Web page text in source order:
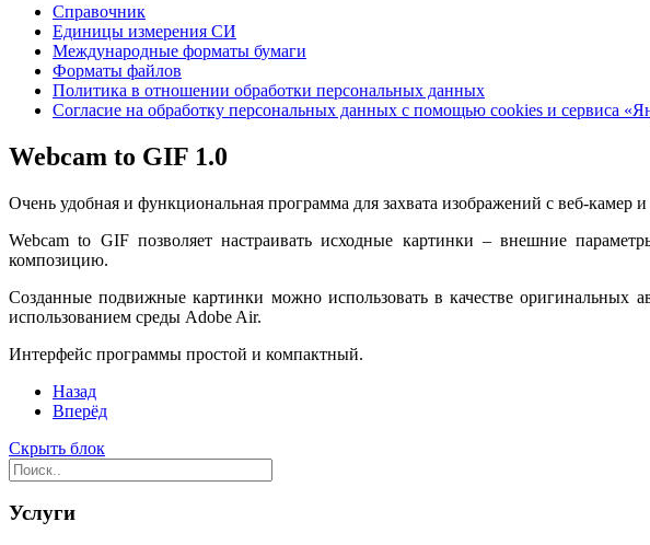
Справочник
Единицы измерения СИ
Международные форматы бумаги
Форматы файлов
Политика в отношении обработки персональных данных
Согласие на обработку персональных данных с помощью cookies и сервиса
Webcam to GIF 1.0
Очень удобная и функциональная программа для захвата изображений с веб-
Webcam to GIF позволяет настраивать исходные картинки – внешние
композицию.
Созданные подвижные картинки можно использовать в качестве оригинальных
использованием среды Adobe Air.
Интерфейс программы простой и компактный.
Назад
Вперёд
Скрыть блок
Услуги